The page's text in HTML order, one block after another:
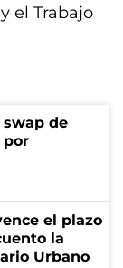
el Trabajo
de
por
el plazo
la
Urbano